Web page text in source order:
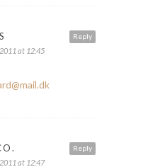
Reply
at 12:45
Reply
at 12:47